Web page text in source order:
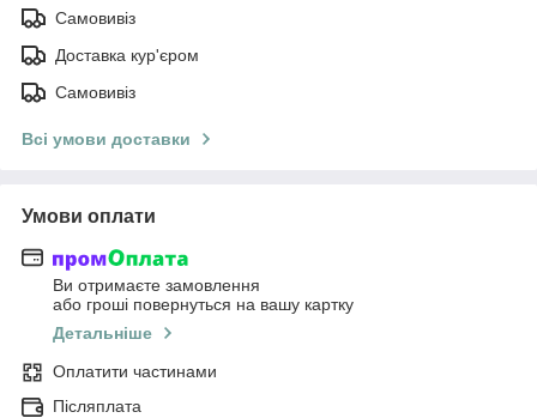
Самовивіз
Доставка кур'єром
Самовивіз
Всі умови доставки
Умови оплати
Ви отримаєте замовлення
або гроші повернуться на вашу картку
Детальніше
Оплатити частинами
Післяплата